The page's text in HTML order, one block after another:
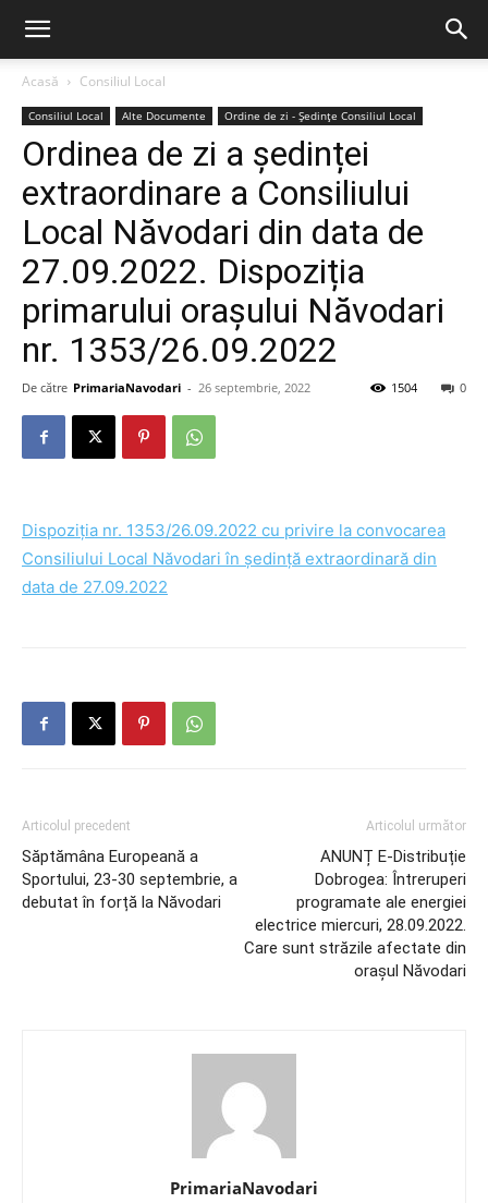
Acasă Consiliul Local
Consiliul Local Alte Documente Ordine de zi - Ședințe Consiliul Local
Ordinea de zi a ședinței
extraordinare a Consiliului
Local Năvodari din data de
27.09.2022. Dispoziția
primarului orașului Năvodari
nr. 1353/26.09.2022
De către PrimariaNavodari - 26 septembrie, 2022 0
1504
Dispoziția nr. 1353/26.09.2022 cu privire la convocarea
Consiliului Local Năvodari în ședință extraordinară din
data de 27.09.2022
Articolul precedent
Săptămâna Europeană a
Sportului, 23-30 septembrie, a
debutat în forță la Năvodari
Articolul următor
ANUNȚ E-Distribuție
Dobrogea: Întreruperi
programate ale energiei
electrice miercuri, 28.09.2022.
Care sunt străzile afectate din
orașul Năvodari
PrimariaNavodari